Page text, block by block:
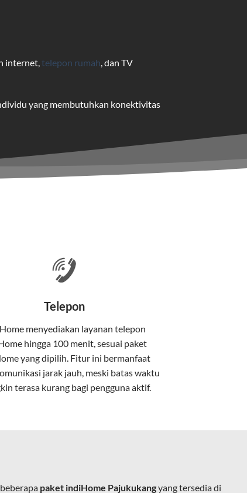
internet, telepon rumah , dan TV
yang membutuhkan konektivitas
rumah dan bisnis.
tembaga atau DSL.
Telepon
menyediakan layanan telepon
hingga 100 menit, sesuai paket
yang dipilih. Fitur ini bermanfaat
jarak jauh, meski batas waktu
terasa kurang bagi pengguna aktif.
paket indiHome Pajukukangyang tersedia di